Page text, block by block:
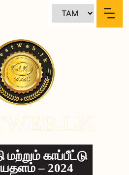
மற்றும் காப்பீட்டு
– 2024